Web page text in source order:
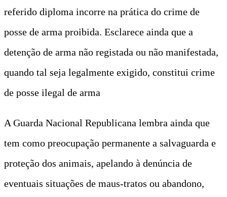
referido diploma incorre na prática do crime de
posse de arma proibida. Esclarece ainda que a
detenção de arma não registada ou não manifestada,
quando tal seja legalmente exigido, constitui crime
de posse ilegal de arma
A Guarda Nacional Republicana lembra ainda que
tem como preocupação permanente a salvaguarda e
proteção dos animais, apelando à denúncia de
eventuais situações de maus-tratos ou abandono,